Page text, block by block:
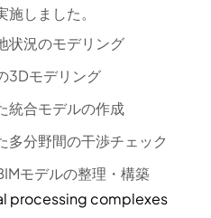
しました。
状況のモデリング
3Dモデリング
統合モデルの作成
多分野間の干渉チェック
モデルの整理・構築